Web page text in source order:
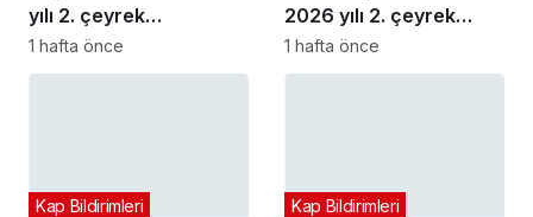
yılı 2. çeyrek
bilançosunu açıkladı
1 hafta önce
2026 yılı 2. çeyrek
bilançosunu açıkladı
1 hafta önce
Kap Bildirimleri Kap Bildirimleri